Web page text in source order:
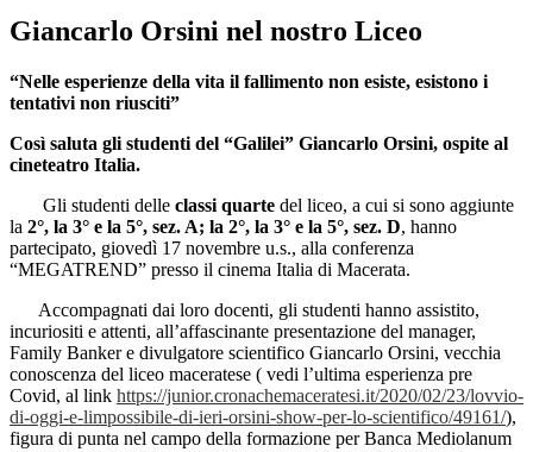
Giancarlo Orsini nel nostro Liceo
“Nelle esperienze della vita il fallimento non esiste, esistono i
tentativi non riusciti”
Così saluta gli studenti del “Galilei” Giancarlo Orsini, ospite al
cineteatro Italia.
Gli studenti delle classi quarte del liceo, a cui si sono aggiunte
la 2°, la 3° e la 5°, sez. A; la 2°, la 3° e la 5°, sez. D, hanno
partecipato, giovedì 17 novembre u.s., alla conferenza
“MEGATREND” presso il cinema Italia di Macerata.
Accompagnati dai loro docenti, gli studenti hanno assistito,
incuriositi e attenti, all’affascinante presentazione del manager,
Family Banker e divulgatore scientifico Giancarlo Orsini, vecchia
conoscenza del liceo maceratese ( vedi l’ultima esperienza pre
Covid, al link https://junior.cronachemaceratesi.it/2020/02/23/lovvio-
di-oggi-e-limpossibile-di-ieri-orsini-show-per-lo-scientifico/49161/),
figura di punta nel campo della formazione per Banca Mediolanum